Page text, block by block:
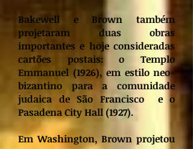
Bakewell e Brown também
projetaram duas obras
importantes e hoje consideradas
cartões postais: o Templo
Emmanuel (1926), em estilo neo-
bizantino para a comunidade
judaica de São Francisco e o
Pasadena City Hall (1927).
Em Washington, Brown projetou